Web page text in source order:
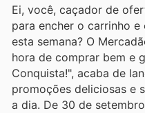
Ei, você, caçador de
para encher o carrinho
esta semana? O
hora de comprar bem e
Conquista!", acaba de
promoções deliciosas e
a dia. De 30 de